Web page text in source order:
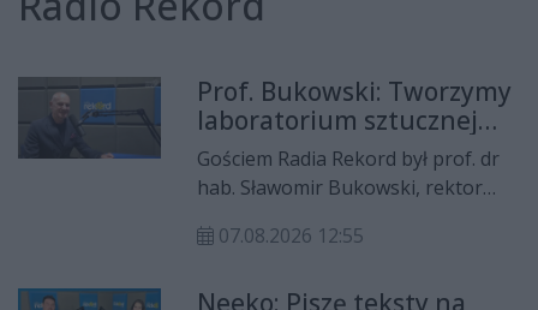
Prof. Bukowski: Tworzymy
laboratorium sztucznej
inteligencji
Gościem Radia Rekord był prof. dr
hab. Sławomir Bukowski, rektor
Krzysztof Domagała rozmawiał z
dofinansowania na budowę farmy
07.08.2026 12:55